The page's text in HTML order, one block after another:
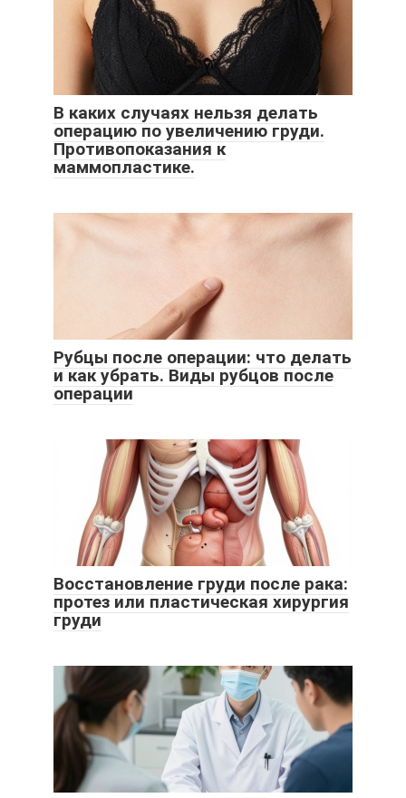
В каких случаях нельзя делать
операцию по увеличению груди.
Противопоказания к
маммопластике.
Рубцы после операции: что делать
и как убрать. Виды рубцов после
операции
Восстановление груди после рака:
протез или пластическая хирургия
груди